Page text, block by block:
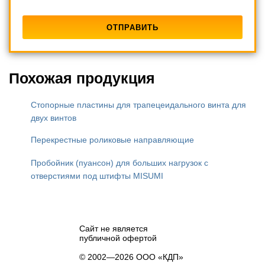
Похожая продукция
Стопорные пластины для трапецеидального винта для
двух винтов
Перекрестные роликовые направляющие
Пробойник (пуансон) для больших нагрузок с
отверстиями под штифты MISUMI
Сайт не является
публичной офертой
© 2002—2026 ООО «КДП»